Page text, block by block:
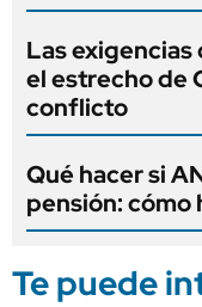
Las exigencias
el estrecho de
conflicto
Qué hacer si
pensión: cómo
Te puede